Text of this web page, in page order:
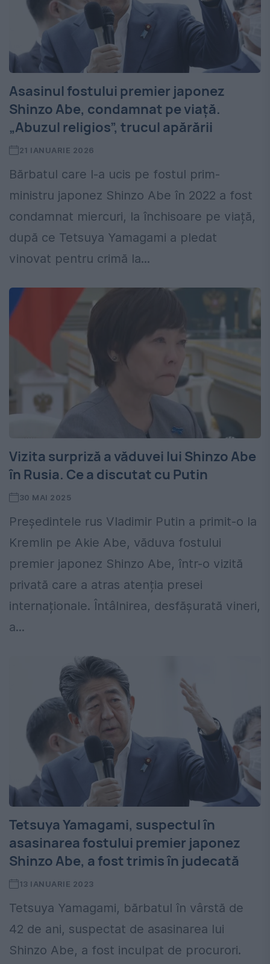
Asasinul fostului premier japonez
Shinzo Abe, condamnat pe viață.
„Abuzul religios”, trucul apărării
21 IANUARIE 2026
Bărbatul care l-a ucis pe fostul prim-
ministru japonez Shinzo Abe în 2022 a fost
condamnat miercuri, la închisoare pe viață,
după ce Tetsuya Yamagami a pledat
vinovat pentru crimă la...
Vizita surpriză a văduvei lui Shinzo Abe
în Rusia. Ce a discutat cu Putin
30 MAI 2025
Președintele rus Vladimir Putin a primit-o la
Kremlin pe Akie Abe, văduva fostului
premier japonez Shinzo Abe, într-o vizită
privată care a atras atenția presei
internaționale. Întâlnirea, desfășurată vineri,
a...
Tetsuya Yamagami, suspectul în
asasinarea fostului premier japonez
Shinzo Abe, a fost trimis în judecată
13 IANUARIE 2023
Tetsuya Yamagami, bărbatul în vârstă de
42 de ani, suspectat de asasinarea lui
Shinzo Abe, a fost inculpat de procurori.